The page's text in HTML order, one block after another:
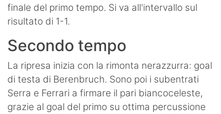
finale del primo tempo. Si va all'intervallo sul
risultato di 1-1.
Secondo tempo
La ripresa inizia con la rimonta nerazzurra: goal
di testa di Berenbruch. Sono poi i subentrati
Serra e Ferrari a firmare il pari biancoceleste,
grazie al goal del primo su ottima percussione